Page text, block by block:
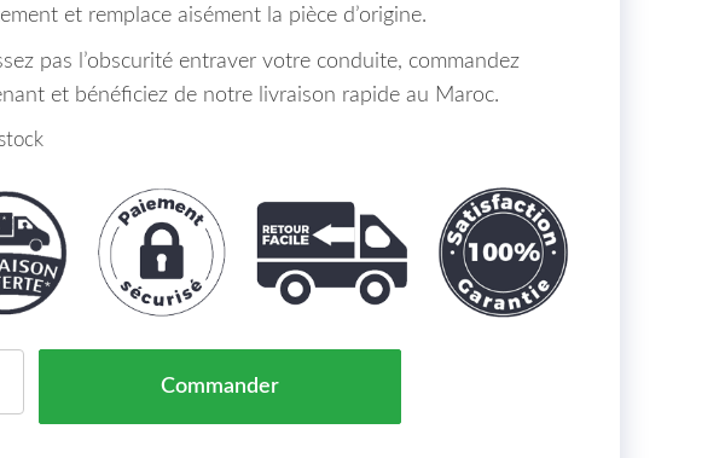
et remplace aisément la pièce d’origine.
pas l’obscurité entraver votre conduite, commandez
et bénéficiez de notre livraison rapide au Maroc.
Commander